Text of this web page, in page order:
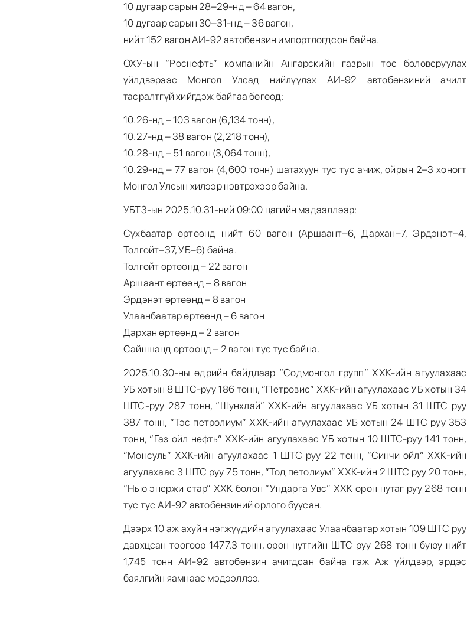
10 дугаар сарын 28–29-нд – 64 вагон,
10 дугаар сарын 30–31-нд – 36 вагон,
нийт 152 вагон АИ-92 автобензин импортлогдсон байна.
ОХУ-ын “Роснефть” компанийн Ангарскийн газрын тос боловсруулах
үйлдвэрээс Монгол Улсад нийлүүлэх АИ-92 автобензиний ачилт
тасралтгүй хийгдэж байгаа бөгөөд:
10.26-нд – 103 вагон (6,134 тонн),
10.27-нд – 38 вагон (2,218 тонн),
10.28-нд – 51 вагон (3,064 тонн),
10.29-нд – 77 вагон (4,600 тонн) шатахуун тус тус ачиж, ойрын 2–3 хоногт
Монгол Улсын хилээр нэвтрэхээр байна.
УБТЗ-ын 2025.10.31-ний 09:00 цагийн мэдээллээр:
Сүхбаатар өртөөнд нийт 60 вагон (Аршаант–6, Дархан–7, Эрдэнэт–4,
Толгойт–37, УБ–6) байна.
Толгойт өртөөнд – 22 вагон
Аршаант өртөөнд – 8 вагон
Эрдэнэт өртөөнд – 8 вагон
Улаанбаатар өртөөнд – 6 вагон
Дархан өртөөнд – 2 вагон
Сайншанд өртөөнд – 2 вагон тус тус байна.
2025.10.30-ны өдрийн байдлаар “Содмонгол групп” ХХК-ийн агуулахаас
УБ хотын 8 ШТС-руу 186 тонн, “Петровис” ХХК-ийн агуулахаас УБ хотын 34
ШТС-руу 287 тонн, “Шунхлай” ХХК-ийн агуулахаас УБ хотын 31 ШТС руу
387 тонн, “Тэс петролиум” ХХК-ийн агуулахаас УБ хотын 24 ШТС руу 353
тонн, “Газ ойл нефть” ХХК-ийн агуулахаас УБ хотын 10 ШТС-руу 141 тонн,
“Монсуль” ХХК-ийн агуулахаас 1 ШТС руу 22 тонн, “Синчи ойл” ХХК-ийн
агуулахаас 3 ШТС руу 75 тонн, “Тод петолиум” ХХК-ийн 2 ШТС руу 20 тонн,
“Нью энержи стар” ХХК болон “Ундарга Увс” ХХК орон нутаг руу 268 тонн
тус тус АИ-92 автобензиний орлого буусан.
Дээрх 10 аж ахуйн нэгжүүдийн агуулахаас Улаанбаатар хотын 109 ШТС руу
давхцсан тоогоор 1477.3 тонн, орон нутгийн ШТС руу 268 тонн буюу нийт
1,745 тонн АИ-92 автобензин ачигдсан байна гэж Аж үйлдвэр, эрдэс
баялгийн яамнаас мэдээллээ.